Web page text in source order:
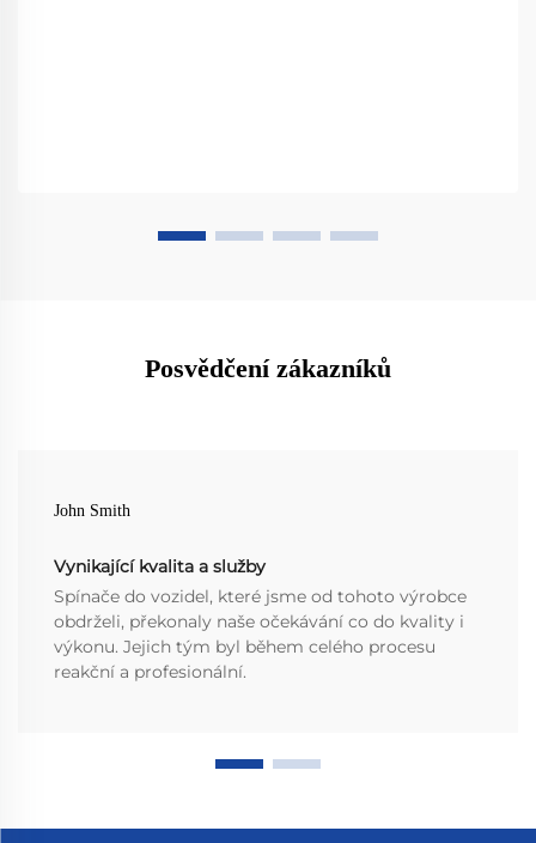
Posvědčení zákazníků
John Smith
Vynikající kvalita a služby
Spínače do vozidel, které jsme od tohoto výrobce
obdrželi, překonaly naše očekávání co do kvality i
výkonu. Jejich tým byl během celého procesu
reakční a profesionální.